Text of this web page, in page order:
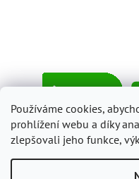
Používáme cookies,
prohlížení webu a díky
zlepšovali jeho funkce,